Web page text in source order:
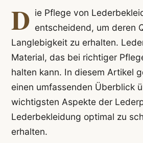
D ie Pflege von
entscheidend, um deren
Langlebigkeit zu erhalten.
Material, das bei richtiger
halten kann. In diesem Artikel
einen umfassenden Überblick
wichtigsten Aspekte der
Lederbekleidung optimal zu
erhalten.